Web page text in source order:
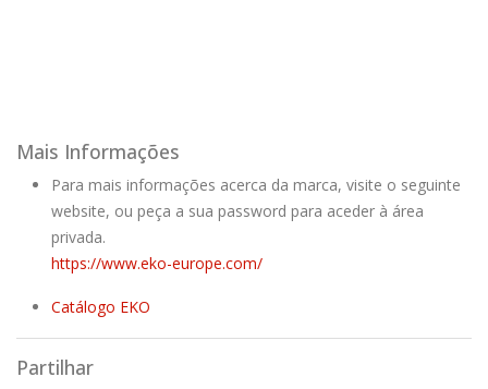
Mais Informações
Para mais informações acerca da marca, visite o seguinte
website, ou peça a sua password para aceder à área
privada.
https://www.eko-europe.com/
Catálogo EKO
Partilhar